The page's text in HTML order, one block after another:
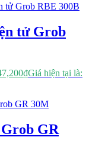
tử Grob
₫Giá hiện tại là:
GR